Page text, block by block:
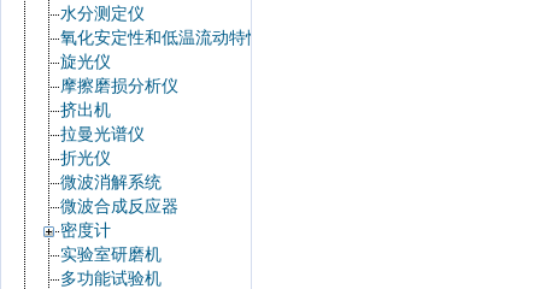
水分测定仪
氧化安定性和低温流动特性
旋光仪
摩擦磨损分析仪
挤出机
拉曼光谱仪
折光仪
微波消解系统
微波合成反应器
密度计
实验室研磨机
多功能试验机